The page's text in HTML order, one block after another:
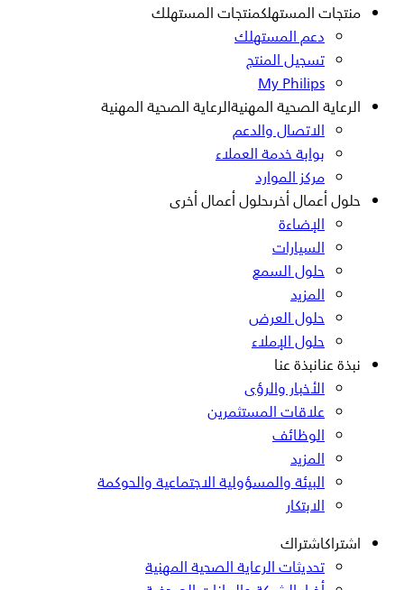
منتجات المستهلكمنتجات المستهلك
دعم المستهلك
تسجيل المنتج
My Philips
الرعاية الصحية المهنيةالرعاية الصحية المهنية
الاتصال والدعم
بوابة خدمة العملاء
مركز الموارد
حلول أعمال أخرىحلول أعمال أخرى
الإضاءة
السيارات
حلول السمع
المزيد
حلول العرض
حلول الإملاء
نبذة عنانبذة عنا
الأخبار والرؤى
علاقات المستثمرين
الوظائف
المزيد
البيئة والمسؤولية الاجتماعية والحوكمة
الابتكار
اشتراكاشتراك
تحديثات الرعاية الصحية المهنية